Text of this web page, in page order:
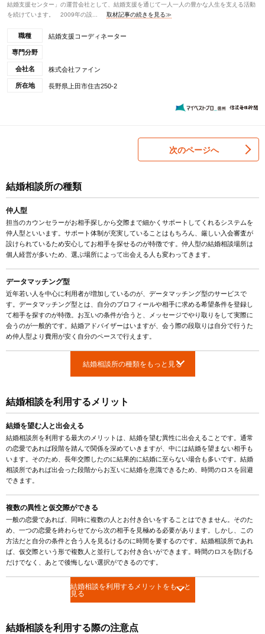
結婚支援センター」の運営会社として、結婚支援を通じて一人一人の豊かな人生を支える活動
を続けています。 2009年の設...
取材記事の続きを見る≫
職種 結婚支援コーディネーター
専門分野
会社名 株式会社ファイン
所在地 長野県上田市住吉250-2
次のページへ
結婚相談所の種類
仲人型
担当のカウンセラーがお相手探しから交際まで細かくサポートしてくれるシステムを
仲人型といいます。サポート体制が充実していることはもちろん、厳しい入会審査が
設けられているため安心してお相手を探せるのが特徴です。仲人型の結婚相談場所は
個人経営が多いため、選ぶ場所によって出会える人も変わってきます。
データマッチング型
近年若い人を中心に利用者が増加しているのが、データマッチング型のサービスで
す。データマッチング型とは、自分のプロフィールや相手に求める希望条件を登録し
て相手を探すのが特徴。お互いの条件が合うと、メッセージでやり取りをして実際に
会うのが一般的です。結婚アドバイザーはいますが、会う際の段取りは自分で行うた
め仲人型より費用が安く自分のペースで行えます。
結婚相談所の種類をもっと見る
結婚相談を利用するメリット
結婚を望む人と出会える
結婚相談所を利用する最大のメリットは、結婚を望む異性に出会えることです。通常
の恋愛であれば段階を踏んで関係を深めていきますが、中には結婚を望まない相手も
います。そのため、長年交際したのに結果的に結婚に至らない場合も多いです。結婚
相談所であれば出会った段階からお互いに結婚を意識できるため、時間のロスを回避
できます。
複数の異性と仮交際ができる
一般の恋愛であれば、同時に複数の人とお付き合いをすることはできません。そのた
め、一つの恋愛を終わらせてから次の相手を見極める必要があります。しかし、この
方法だと自分の条件と合う人を見るけるのに時間を要するのです。結婚相談所であれ
ば、仮交際という形で複数人と並行してお付き合いができます。時間のロスを防げる
だけでなく、あとで後悔しない選択ができるのです。
結婚相談を利用するメリットをもっと
見る
結婚相談を利用する際の注意点